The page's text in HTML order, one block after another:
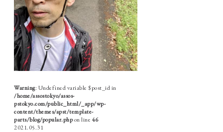
Warning: Undefined variable $post_id in
/home/assostokyo/assos-
pstokyo.com/public_html/_app/wp-
content/themes/apst/template-
parts/blog/popular.phpon line 46
2021.05.31